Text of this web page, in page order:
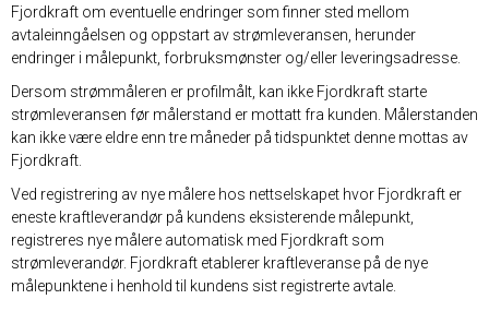
Fjordkraft om eventuelle endringer som finner sted mellom
avtaleinngåelsen og oppstart av strømleveransen, herunder
endringer i målepunkt, forbruksmønster og/eller leveringsadresse.
Dersom strømmåleren er profilmålt, kan ikke Fjordkraft starte
strømleveransen før målerstand er mottatt fra kunden. Målerstanden
kan ikke være eldre enn tre måneder på tidspunktet denne mottas av
Fjordkraft.
Ved registrering av nye målere hos nettselskapet hvor Fjordkraft er
eneste kraftleverandør på kundens eksisterende målepunkt,
registreres nye målere automatisk med Fjordkraft som
strømleverandør. Fjordkraft etablerer kraftleveranse på de nye
målepunktene i henhold til kundens sist registrerte avtale.